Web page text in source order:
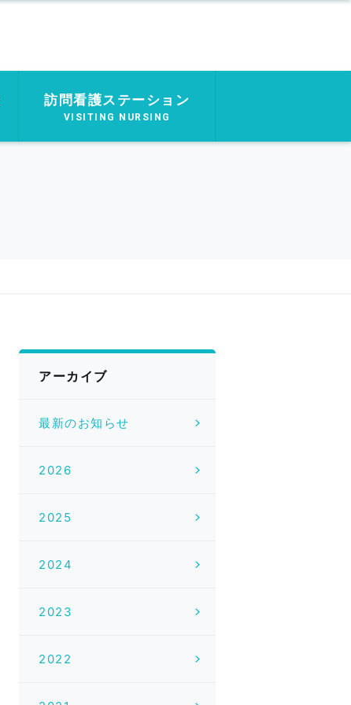
訪問看護ステーション
VISITING NURSING
アーカイブ
最新のお知らせ
2026
2025
2024
2023
2022